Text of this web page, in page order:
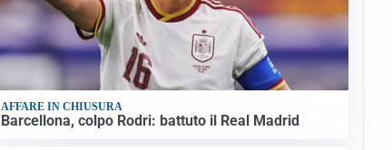
AFFARE IN CHIUSURA
Barcellona, colpo Rodri: battuto il Real Madrid